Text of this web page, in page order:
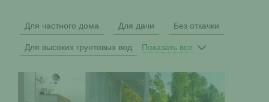
Для частного дома Для дачи Без откачки
Для высоких грунтовых вод Показать все